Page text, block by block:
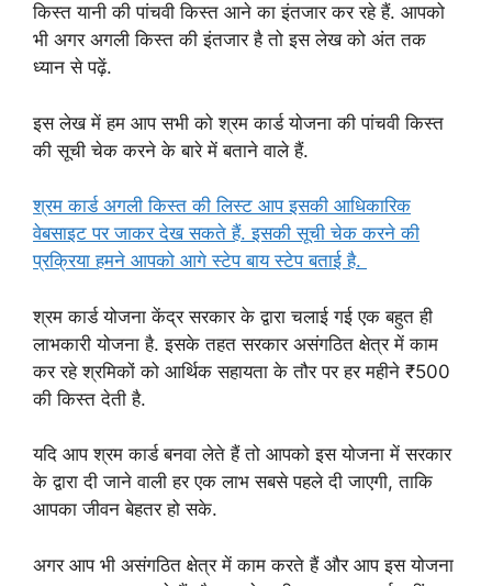
किस्त यानी की पांचवी किस्त आने का इंतजार कर रहे हैं. आपको
भी अगर अगली किस्त की इंतजार है तो इस लेख को अंत तक
ध्यान से पढ़ें.
इस लेख में हम आप सभी को श्रम कार्ड योजना की पांचवी किस्त
की सूची चेक करने के बारे में बताने वाले हैं.
श्रम कार्ड अगली किस्त की लिस्ट आप इसकी आधिकारिक
वेबसाइट पर जाकर देख सकते हैं. इसकी सूची चेक करने की
प्रक्रिया हमने आपको आगे स्टेप बाय स्टेप बताई है.
श्रम कार्ड योजना केंद्र सरकार के द्वारा चलाई गई एक बहुत ही
लाभकारी योजना है. इसके तहत सरकार असंगठित क्षेत्र में काम
कर रहे श्रमिकों को आर्थिक सहायता के तौर पर हर महीने ₹500
की किस्त देती है.
यदि आप श्रम कार्ड बनवा लेते हैं तो आपको इस योजना में सरकार
के द्वारा दी जाने वाली हर एक लाभ सबसे पहले दी जाएगी, ताकि
आपका जीवन बेहतर हो सके.
अगर आप भी असंगठित क्षेत्र में काम करते हैं और आप इस योजना